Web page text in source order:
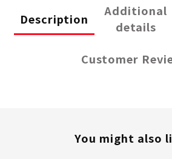
Description
Additional
details
Customer
You might also